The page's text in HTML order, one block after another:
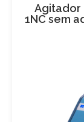
Agitador
1NC sem